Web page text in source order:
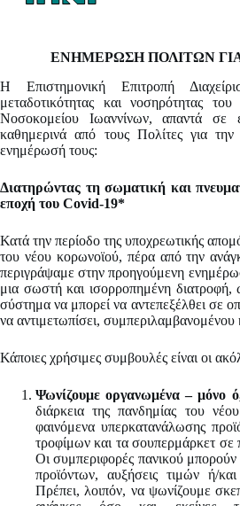
ΕΝΗΜΕΡΩΣΗ ΠΟΛΙΤΩΝ ΓΙΑ
Η Επιστημονική Επιτροπή
μεταδοτικότητας και νοσηρότητας
Νοσοκομείου Ιωαννίνων, απαντά σε
καθημερινά από τους Πολίτες για την
ενημέρωσή τους:
Διατηρώντας τη σωματική και
εποχή του Covid-19*
Κατά την περίοδο της υποχρεωτικής
του νέου κορωνοϊού, πέρα από την
περιγράψαμε στην προηγούμενη
μια σωστή και ισορροπημένη διατροφή,
σύστημα να μπορεί να αντεπεξέλθει σε
να αντιμετωπίσει,
Κάποιες χρήσιμες συμβουλές είναι οι
Ψωνίζουμε οργανωμένα – μόνο
διάρκεια της πανδημίας του
φαινόμενα υπερκατανάλωσης
τροφίμων και τα σουπερμάρκετ
Οι συμπεριφορές πανικού
προϊόντων, αυξήσεις τιμών ή/
Πρέπει, λοιπόν, να ψωνίζουμε